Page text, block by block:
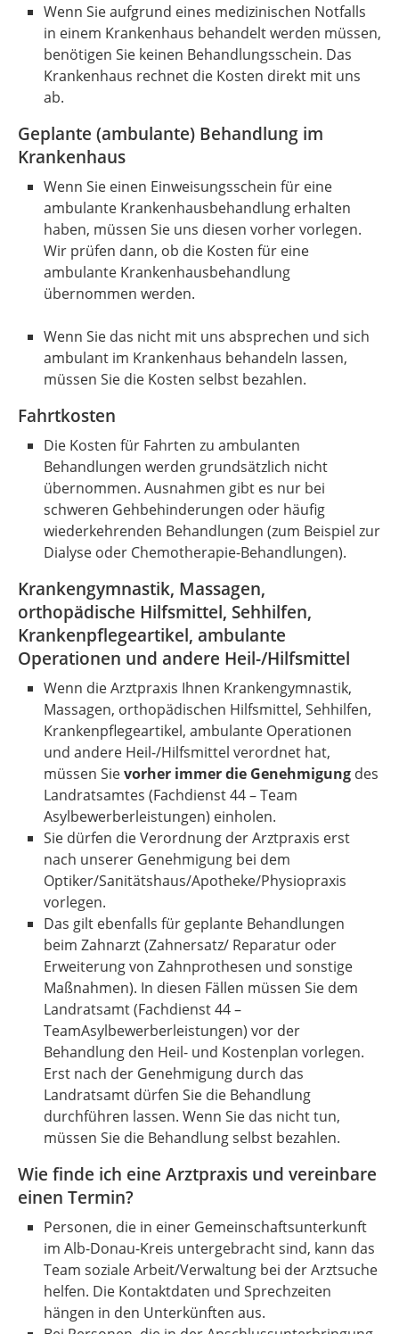
Wenn Sie aufgrund eines medizinischen Notfalls
in einem Krankenhaus behandelt werden müssen,
benötigen Sie keinen Behandlungsschein. Das
Krankenhaus rechnet die Kosten direkt mit uns
ab.
Geplante (ambulante) Behandlung im
Krankenhaus
Wenn Sie einen Einweisungsschein für eine
ambulante Krankenhausbehandlung erhalten
haben, müssen Sie uns diesen vorher vorlegen.
Wir prüfen dann, ob die Kosten für eine
ambulante Krankenhausbehandlung
übernommen werden.
Wenn Sie das nicht mit uns absprechen und sich
ambulant im Krankenhaus behandeln lassen,
müssen Sie die Kosten selbst bezahlen.
Fahrtkosten
Die Kosten für Fahrten zu ambulanten
Behandlungen werden grundsätzlich nicht
übernommen. Ausnahmen gibt es nur bei
schweren Gehbehinderungen oder häufig
wiederkehrenden Behandlungen (zum Beispiel zur
Dialyse oder Chemotherapie-Behandlungen).
Krankengymnastik, Massagen,
orthopädische Hilfsmittel, Sehhilfen,
Krankenpflegeartikel, ambulante
Operationen und andere Heil-/Hilfsmittel
Wenn die Arztpraxis Ihnen Krankengymnastik,
Massagen, orthopädischen Hilfsmittel, Sehhilfen,
Krankenpflegeartikel, ambulante Operationen
und andere Heil-/Hilfsmittel verordnet hat,
müssen Sievorher immer die Genehmigungdes
Landratsamtes (Fachdienst 44 – Team
Asylbewerberleistungen) einholen.
Sie dürfen die Verordnung der Arztpraxis erst
nach unserer Genehmigung bei dem
Optiker/Sanitätshaus/Apotheke/Physiopraxis
vorlegen.
Das gilt ebenfalls für geplante Behandlungen
beim Zahnarzt (Zahnersatz/ Reparatur oder
Erweiterung von Zahnprothesen und sonstige
Maßnahmen). In diesen Fällen müssen Sie dem
Landratsamt (Fachdienst 44 –
TeamAsylbewerberleistungen) vor der
Behandlung den Heil- und Kostenplan vorlegen.
Erst nach der Genehmigung durch das
Landratsamt dürfen Sie die Behandlung
durchführen lassen. Wenn Sie das nicht tun,
müssen Sie die Behandlung selbst bezahlen.
Wie finde ich eine Arztpraxis und vereinbare
einen Termin?
Personen, die in einer Gemeinschaftsunterkunft
im Alb-Donau-Kreis untergebracht sind, kann das
Team soziale Arbeit/Verwaltung bei der Arztsuche
helfen. Die Kontaktdaten und Sprechzeiten
hängen in den Unterkünften aus.